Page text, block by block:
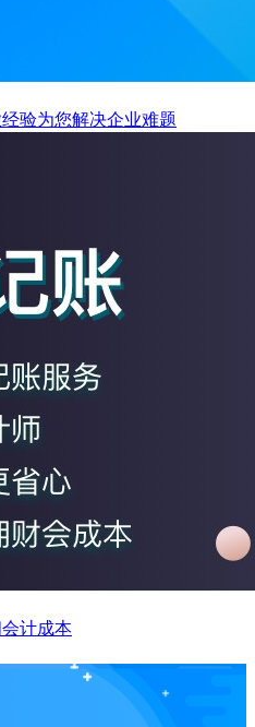
验为您解决企业难题
计成本